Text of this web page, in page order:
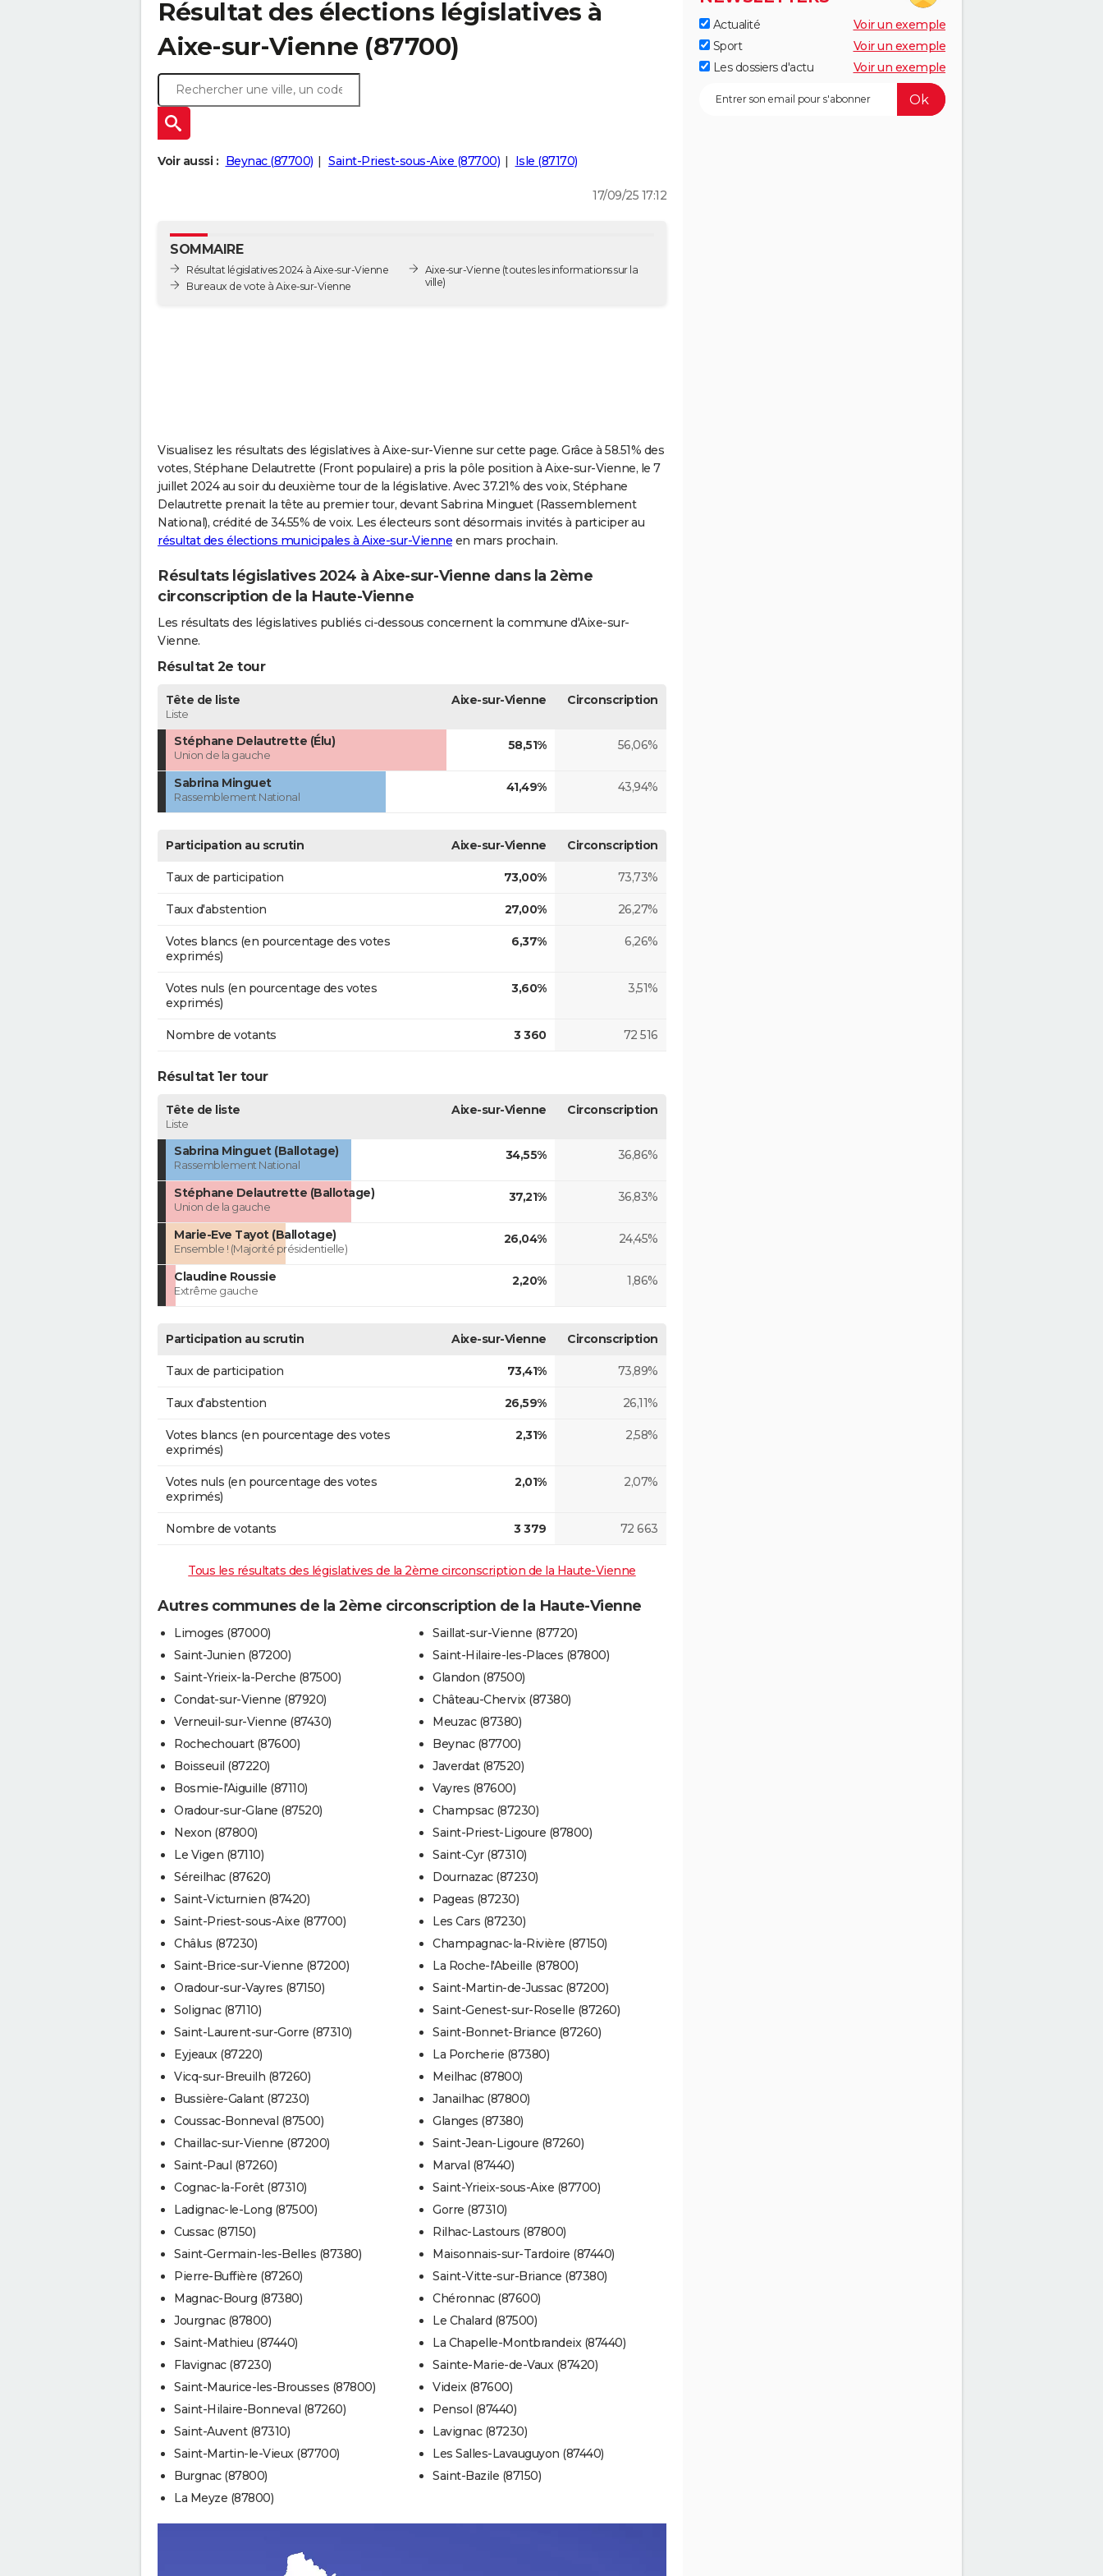
Résultat des élections législatives à
Aixe-sur-Vienne (87700)
Voir aussi : Beynac (87700) Saint-Priest-sous-Aixe (87700) Isle (87170)
17/09/25 17:12
SOMMAIRE
Résultat législatives 2024 à Aixe-sur-Vienne
Bureaux de vote à Aixe-sur-Vienne
Aixe-sur-Vienne (toutes les informations sur la
ville)
Visualisez les résultats des législatives à Aixe-sur-Vienne sur cette page. Grâce à 58.51% des
votes, Stéphane Delautrette (Front populaire) a pris la pôle position à Aixe-sur-Vienne, le 7
juillet 2024 au soir du deuxième tour de la législative. Avec 37.21% des voix, Stéphane
Delautrette prenait la tête au premier tour, devant Sabrina Minguet (Rassemblement
National), crédité de 34.55% de voix. Les électeurs sont désormais invités à participer au
résultat des élections municipales à Aixe-sur-Vienne en mars prochain.
Résultats législatives 2024 à Aixe-sur-Vienne dans la 2ème
circonscription de la Haute-Vienne
Les résultats des législatives publiés ci-dessous concernent la commune d'Aixe-sur-
Vienne.
Résultat 2e tour
Tête de liste
Liste
Aixe-sur-Vienne Circonscription
Stéphane Delautrette (Élu)
Union de la gauche
58,51% 56,06%
Sabrina Minguet
Rassemblement National
41,49% 43,94%
Participation au scrutin Aixe-sur-Vienne Circonscription
Taux de participation 73,00% 73,73%
Taux d'abstention 27,00% 26,27%
Votes blancs (en pourcentage des votes
exprimés)
6,37% 6,26%
Votes nuls (en pourcentage des votes
exprimés)
3,60% 3,51%
Nombre de votants 3 360 72 516
Résultat 1er tour
Tête de liste
Liste
Aixe-sur-Vienne Circonscription
Sabrina Minguet (Ballotage)
Rassemblement National
34,55% 36,86%
Stéphane Delautrette (Ballotage)
Union de la gauche
37,21% 36,83%
Marie-Eve Tayot (Ballotage)
Ensemble ! (Majorité présidentielle)
26,04% 24,45%
Claudine Roussie
Extrême gauche
2,20% 1,86%
Participation au scrutin Aixe-sur-Vienne Circonscription
Taux de participation 73,41% 73,89%
Taux d'abstention 26,59% 26,11%
Votes blancs (en pourcentage des votes
exprimés)
2,31% 2,58%
Votes nuls (en pourcentage des votes
exprimés)
2,01% 2,07%
Nombre de votants 3 379 72 663
Tous les résultats des législatives de la 2ème circonscription de la Haute-Vienne
Autres communes de la 2ème circonscription de la Haute-Vienne
Limoges (87000)
Saint-Junien (87200)
Saint-Yrieix-la-Perche (87500)
Condat-sur-Vienne (87920)
Verneuil-sur-Vienne (87430)
Rochechouart (87600)
Boisseuil (87220)
Bosmie-l'Aiguille (87110)
Oradour-sur-Glane (87520)
Nexon (87800)
Le Vigen (87110)
Séreilhac (87620)
Saint-Victurnien (87420)
Saint-Priest-sous-Aixe (87700)
Châlus (87230)
Saint-Brice-sur-Vienne (87200)
Oradour-sur-Vayres (87150)
Solignac (87110)
Saint-Laurent-sur-Gorre (87310)
Eyjeaux (87220)
Vicq-sur-Breuilh (87260)
Bussière-Galant (87230)
Coussac-Bonneval (87500)
Chaillac-sur-Vienne (87200)
Saint-Paul (87260)
Cognac-la-Forêt (87310)
Ladignac-le-Long (87500)
Cussac (87150)
Saint-Germain-les-Belles (87380)
Pierre-Buffière (87260)
Magnac-Bourg (87380)
Jourgnac (87800)
Saint-Mathieu (87440)
Flavignac (87230)
Saint-Maurice-les-Brousses (87800)
Saint-Hilaire-Bonneval (87260)
Saint-Auvent (87310)
Saint-Martin-le-Vieux (87700)
Burgnac (87800)
La Meyze (87800)
Saillat-sur-Vienne (87720)
Saint-Hilaire-les-Places (87800)
Glandon (87500)
Château-Chervix (87380)
Meuzac (87380)
Beynac (87700)
Javerdat (87520)
Vayres (87600)
Champsac (87230)
Saint-Priest-Ligoure (87800)
Saint-Cyr (87310)
Dournazac (87230)
Pageas (87230)
Les Cars (87230)
Champagnac-la-Rivière (87150)
La Roche-l'Abeille (87800)
Saint-Martin-de-Jussac (87200)
Saint-Genest-sur-Roselle (87260)
Saint-Bonnet-Briance (87260)
La Porcherie (87380)
Meilhac (87800)
Janailhac (87800)
Glanges (87380)
Saint-Jean-Ligoure (87260)
Marval (87440)
Saint-Yrieix-sous-Aixe (87700)
Gorre (87310)
Rilhac-Lastours (87800)
Maisonnais-sur-Tardoire (87440)
Saint-Vitte-sur-Briance (87380)
Chéronnac (87600)
Le Chalard (87500)
La Chapelle-Montbrandeix (87440)
Sainte-Marie-de-Vaux (87420)
Videix (87600)
Pensol (87440)
Lavignac (87230)
Les Salles-Lavauguyon (87440)
Saint-Bazile (87150)
Actualité
Voir un exemple
Sport
Voir un exemple
Les dossiers d'actu
Voir un exemple